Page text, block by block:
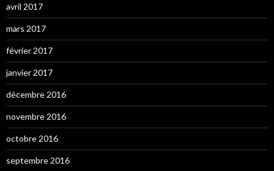
avril 2017
mars 2017
février 2017
janvier 2017
décembre 2016
novembre 2016
octobre 2016
septembre 2016